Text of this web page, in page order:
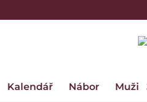
Kalendář Nábor Muži